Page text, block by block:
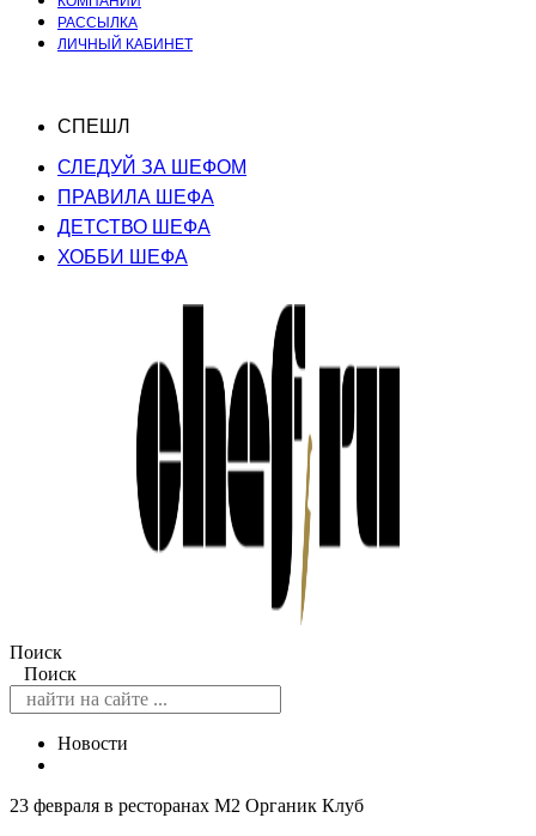
РАССЫЛКА
ЛИЧНЫЙ КАБИНЕТ
СПЕШЛ
СЛЕДУЙ ЗА ШЕФОМ
ПРАВИЛА ШЕФА
ДЕТСТВО ШЕФА
ХОББИ ШЕФА
Поиск
Поиск
Новости
23 февраля в ресторанах М2 Органик Клуб